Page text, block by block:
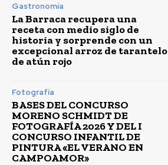
Gastronomía
La Barraca recupera una
receta con medio siglo de
historia y sorprende con un
excepcional arroz de tarantelo
de atún rojo
Fotografía
BASES DEL CONCURSO
MORENO SCHMIDT DE
FOTOGRAFÍA 2026 Y DEL I
CONCURSO INFANTIL DE
PINTURA «EL VERANO EN
CAMPOAMOR»